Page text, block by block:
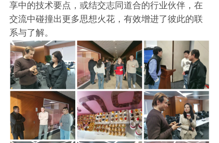
享中的技术要点，或结交志同道合的行业伙伴，在
交流中碰撞出更多思想火花，有效增进了彼此的联
系与了解。